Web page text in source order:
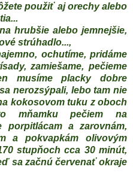
použiť aj orechy alebo
hrubšie alebo jemnejšie,
strúhadlo...,
ochutíme, pridáme
zamiešame, pečieme
musíme placky dobre
nerozsýpali, lebo tam nie
kokosovom tuku z oboch
mňamku pečiem na
porpitlácam a zarovnám,
a pokvapkám olivovým
stupňoch cca 30 minút,
sa začnú červenať okraje